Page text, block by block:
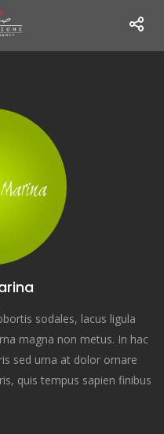
sodales, lacus ligula
magna non metus. In hac
sed urna at dolor ornare
quis tempus sapien finibus